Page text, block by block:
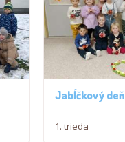
Jabĺčkový deň
1. trieda